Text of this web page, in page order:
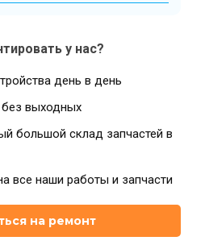
у нас?
день в день
выходных
большой склад запчастей в
все наши работы и запчасти
на ремонт